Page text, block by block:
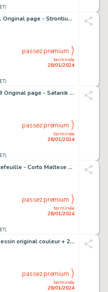
Ezquerra, Carlos - 1 Original page - Strontium Dog - The Body of Johnny Alpha - 1979
terminée
28/01/2024
passez premium
Magnus / Bunker - 9 Original page - Satanik - 1970
terminée
28/01/2024
passez premium
Pratt, Hugo - 1 Portefeuille - Corto Maltese - ... et in Helvetia Corto - 1991
terminée
28/01/2024
passez premium
Tardi, Jacques - 1 Dessin original couleur + 2 albums + coffret - Mine de plomb / Chiures de gomme - 1985
terminée
28/01/2024
passez premium